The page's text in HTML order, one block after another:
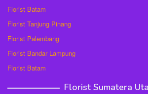
Florist Batam
Florist Tanjung Pinang
Florist Palembang
Florist Bandar Lampung
Florist Batam
Florist Sumatera